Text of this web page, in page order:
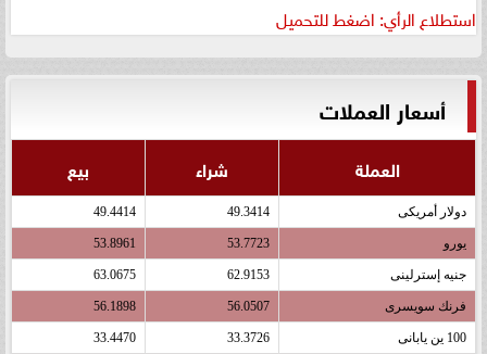
استطلاع الرأي: اضغط للتحميل
أسعار العملات
العملة شراء بيع
دولار أمريكى 49.3414
49.4414
يورو 53.7723
53.8961
جنيه إسترلينى 62.9153
63.0675
فرنك سويسرى 56.0507
56.1898
100 ين يابانى 33.3726
33.4470